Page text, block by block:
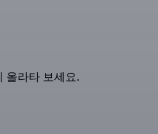
올라타 보세요.